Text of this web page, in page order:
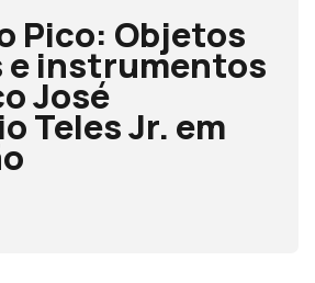
Pico: Objetos
e instrumentos
José
Teles Jr. em